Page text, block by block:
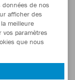
données de nos
afficher des
meilleure
vos paramètres
que nous